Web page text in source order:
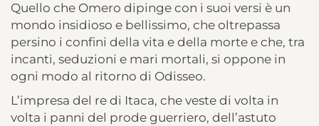
Quello che Omero dipinge con i suoi versi è un
mondo insidioso e bellissimo, che oltrepassa
persino i confini della vita e della morte e che, tra
incanti, seduzioni e mari mortali, si oppone in
ogni modo al ritorno di Odisseo.
L’impresa del re di Itaca, che veste di volta in
volta i panni del prode guerriero, dell’astuto